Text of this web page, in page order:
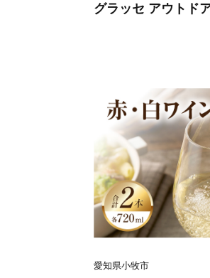
グラッセ アウトド
愛知県小牧市